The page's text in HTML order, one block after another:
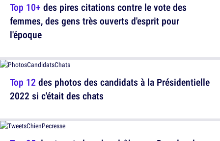
Top 10+ des pires citations contre le vote des
femmes, des gens très ouverts d'esprit pour
l'époque
Top 12 des photos des candidats à la Présidentielle
2022 si c'était des chats